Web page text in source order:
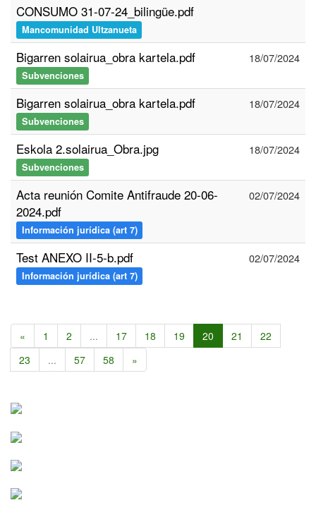
CONSUMO 31-07-24_bilingüe.pdf
Mancomunidad Ultzanueta
Bigarren solairua_obra kartela.pdf
Subvenciones
18/07/2024
Bigarren solairua_obra kartela.pdf
Subvenciones
18/07/2024
Eskola 2.solairua_Obra.jpg
Subvenciones
18/07/2024
Acta reunión Comite Antifraude 20-06-
2024.pdf
Información jurídica (art 7)
02/07/2024
Test ANEXO II-5-b.pdf
Información jurídica (art 7)
02/07/2024
« 1 2 ... 17 18 19 20 21
22
23
... 57 58 »